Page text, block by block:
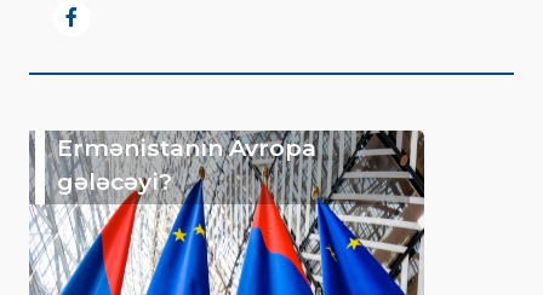
Ermənistanın Avropa
gələcəyi?